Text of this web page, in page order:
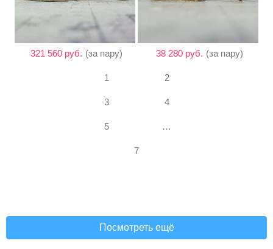
321 560 руб. (за пару) 38 280 руб. (за пару)
1 2
3 4
5 …
7
Посмотреть ещё